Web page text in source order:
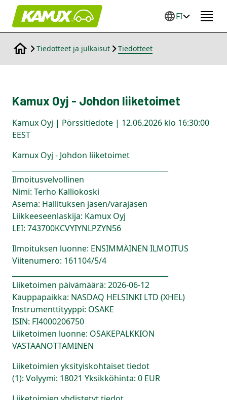
FI
Tiedotteet ja julkaisut Tiedotteet
Kamux Oyj - Johdon liiketoimet
Kamux Oyj | Pörssitiedote | 12.06.2026 klo 16:30:00
EEST
Kamux Oyj - Johdon liiketoimet
Ilmoitusvelvollinen
Nimi: Terho Kalliokoski
Asema: Hallituksen jäsen/varajäsen
Liikkeeseenlaskija: Kamux Oyj
LEI: 743700KCVYIYNLPZYN56
Ilmoituksen luonne: ENSIMMÄINEN ILMOITUS
Viitenumero: 161104/5/4
Liiketoimen päivämäärä: 2026-06-12
Kauppapaikka: NASDAQ HELSINKI LTD (XHEL)
Instrumenttityyppi: OSAKE
ISIN: FI4000206750
Liiketoimen luonne: OSAKEPALKKION
VASTAANOTTAMINEN
Liiketoimien yksityiskohtaiset tiedot
(1): Volyymi: 18021 Yksikköhinta: 0 EUR